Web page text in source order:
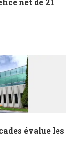
net de 21
évalue les